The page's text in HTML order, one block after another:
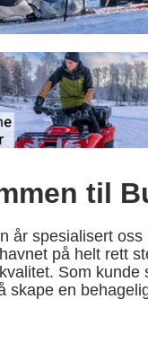
til
år spesialisert
på helt rett
Som
skape en